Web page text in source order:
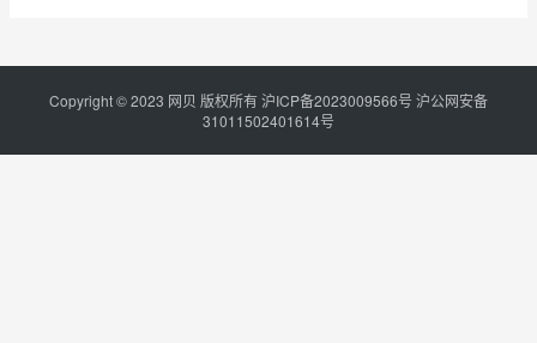
Copyright © 2023 网贝 版权所有沪ICP备2023009566号 沪公网安备
31011502401614号